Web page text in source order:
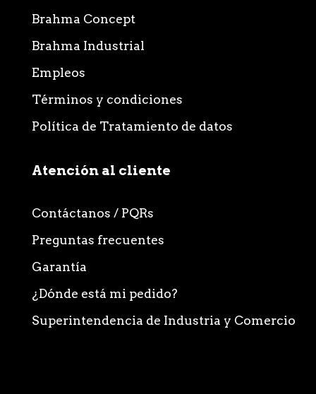
Brahma Concept
Brahma Industrial
Empleos
Términos y condiciones
Política de Tratamiento de datos
Atención al cliente
Contáctanos / PQRs
Preguntas frecuentes
Garantía
¿Dónde está mi pedido?
Superintendencia de Industria y Comercio